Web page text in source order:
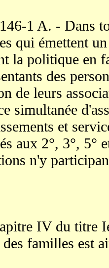
1 A. - Dans
qui émettent
la politique en
des
de leurs
simultanée
et
aux 2°, 3°, 5°
n'y
IV du titre
des familles est